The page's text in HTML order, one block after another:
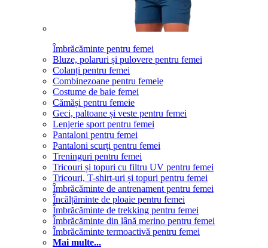
Îmbrăcăminte pentru femei
Bluze, polaruri și pulovere pentru femei
Colanți pentru femei
Combinezoane pentru femeie
Costume de baie femei
Cămăși pentru femeie
Geci, paltoane și veste pentru femei
Lenjerie sport pentru femei
Pantaloni pentru femei
Pantaloni scurți pentru femei
Treninguri pentru femei
Tricouri și topuri cu filtru UV pentru femei
Tricouri, T-shirt-uri și topuri pentru femei
Îmbrăcăminte de antrenament pentru femei
Încălțăminte de ploaie pentru femei
Îmbrăcăminte de trekking pentru femei
Îmbrăcăminte din lână merino pentru femei
Îmbrăcăminte termoactivă pentru femei
Mai multe...